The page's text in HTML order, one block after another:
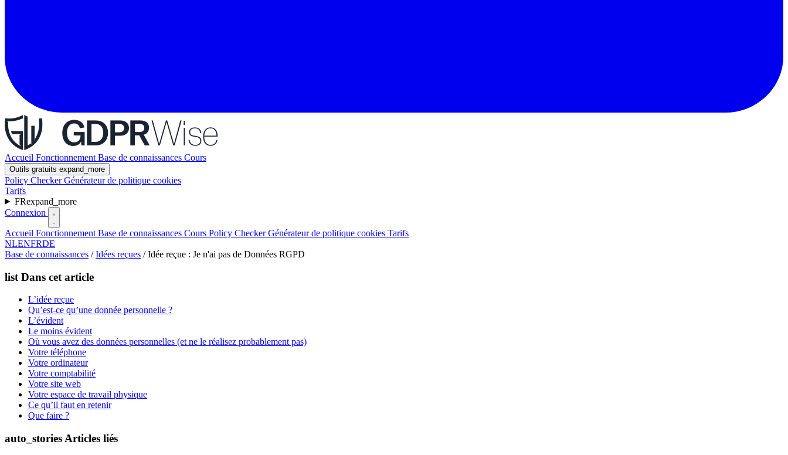
Accueil Fonctionnement Base de connaissances Cours
Outils gratuits expand_more
Policy CheckerGénérateur de politique cookies
Tarifs
FRexpand_more
Connexion
Accueil Fonctionnement Base de connaissances Cours Policy CheckerGénérateur de politique cookies Tarifs
NLENFRDE
Base de connaissances / Idées reçues / Idée reçue : Je n'ai pas de Données RGPD
list Dans cet article
L’idée reçue
Qu’est-ce qu’une donnée personnelle ?
L’évident
Le moins évident
Où vous avez des données personnelles (et ne le réalisez probablement pas)
Votre téléphone
Votre ordinateur
Votre comptabilité
Votre site web
Votre espace de travail physique
Ce qu’il faut en retenir
Que faire ?
auto_stories Articles liés